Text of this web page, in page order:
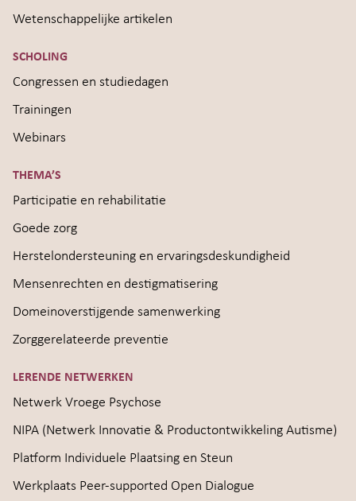
Wetenschappelijke artikelen
SCHOLING
Congressen en studiedagen
Trainingen
Webinars
THEMA’S
Participatie en rehabilitatie
Goede zorg
Herstelondersteuning en ervaringsdeskundigheid
Mensenrechten en destigmatisering
Domeinoverstijgende samenwerking
Zorggerelateerde preventie
LERENDE NETWERKEN
Netwerk Vroege Psychose
NIPA (Netwerk Innovatie & Productontwikkeling Autisme)
Platform Individuele Plaatsing en Steun
Werkplaats Peer-supported Open Dialogue